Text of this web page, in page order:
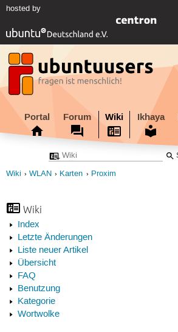
hosted by
Portal Forum Wiki Ikhaya
Wiki WLAN Karten Proxim
Wiki
Index
Letzte Änderungen
Liste neuer Artikel
Übersicht
FAQ
Benutzung
Kategorie
Wortwolke